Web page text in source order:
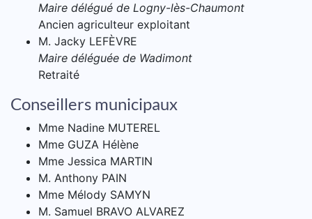
Maire délégué de Logny-lès-Chaumont
Ancien agriculteur exploitant
M. Jacky LEFÈVRE
Maire déléguée de Wadimont
Retraité
Conseillers municipaux
Mme Nadine MUTEREL
Mme GUZA Hélène
Mme Jessica MARTIN
M. Anthony PAIN
Mme Mélody SAMYN
M. Samuel BRAVO ALVAREZ